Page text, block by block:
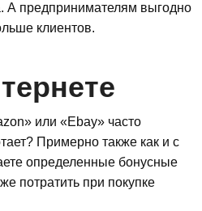
А предпринимателям выгодно
клиентов.
или «Ebay» часто
Примерно также как и с
определенные бонусные
потратить при покупке